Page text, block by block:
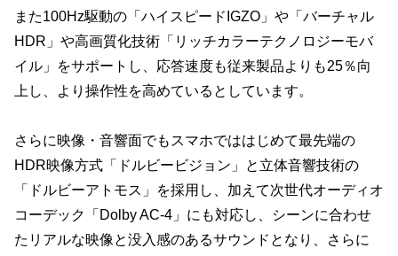
また100Hz駆動の「ハイスピードIGZO」や「バーチャル
HDR」や高画質化技術「リッチカラーテクノロジーモバ
イル」をサポートし、応答速度も従来製品よりも25％向
上し、より操作性を高めているとしています。
さらに映像・音響面でもスマホでははじめて最先端の
HDR映像方式「ドルビービジョン」と立体音響技術の
「ドルビーアトモス」を採用し、加えて次世代オーディオ
コーデック「Dolby AC-4」にも対応し、シーンに合わせ
たリアルな映像と没入感のあるサウンドとなり、さらに